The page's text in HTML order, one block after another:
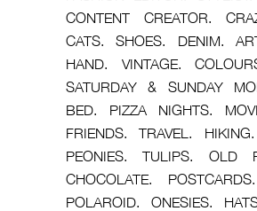
CONTENT CREATOR.
CATS. SHOES. DENIM.
HAND. VINTAGE.
SATURDAY & SUNDAY
BED. PIZZA NIGHTS.
FRIENDS. TRAVEL.
PEONIES. TULIPS. OLD
CHOCOLATE.
POLAROID. ONESIES.